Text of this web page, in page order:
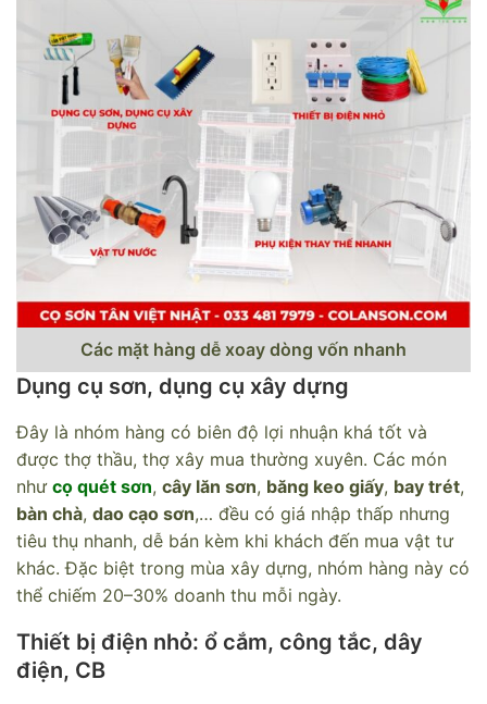
Các mặt hàng dễ xoay dòng vốn nhanh
Dụng cụ sơn, dụng cụ xây dựng
Đây là nhóm hàng có biên độ lợi nhuận khá tốt và
được thợ thầu, thợ xây mua thường xuyên. Các món
như cọ quét sơn, cây lăn sơn, băng keo giấy, bay trét,
bàn chà, dao cạo sơn,… đều có giá nhập thấp nhưng
tiêu thụ nhanh, dễ bán kèm khi khách đến mua vật tư
khác. Đặc biệt trong mùa xây dựng, nhóm hàng này có
thể chiếm 20–30% doanh thu mỗi ngày.
Thiết bị điện nhỏ: ổ cắm, công tắc, dây
điện, CB